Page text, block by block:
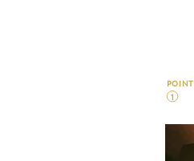
POINT
1